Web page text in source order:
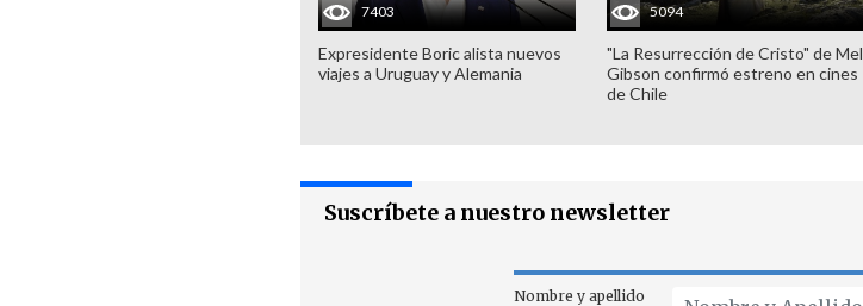
7403
Expresidente Boric alista nuevos
viajes a Uruguay y Alemania
5094
"La Resurrección de Cristo" de Mel
Gibson confirmó estreno en cines
de Chile
Suscríbete a nuestro newsletter
Nombre y apellido